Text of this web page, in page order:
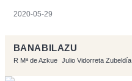
2020-05-29
BANABILAZU
R Mª de Azkue Julio Vidorreta Zubeldía